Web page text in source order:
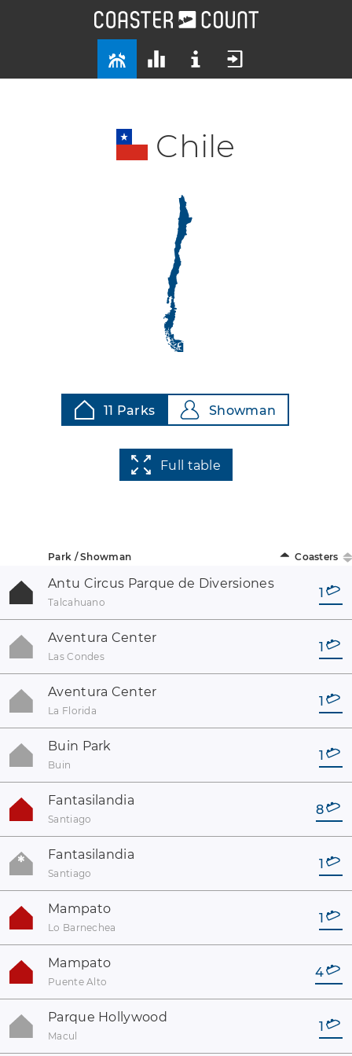
Chile
11 Parks Showman
Full table
Park / Showman Coasters
Antu Circus Parque de Diversiones
Talcahuano
1
Aventura Center
Las Condes
1
Aventura Center
La Florida
1
Buin Park
Buin
1
Fantasilandia
Santiago
8
Fantasilandia
Santiago
1
Mampato
Lo Barnechea
1
Mampato
Puente Alto
4
Parque Hollywood
Macul
1